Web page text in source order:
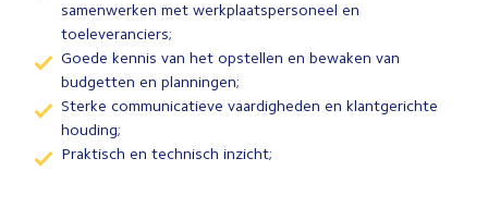
samenwerken met werkplaatspersoneel en
toeleveranciers;
Goede kennis van het opstellen en bewaken van
budgetten en planningen;
Sterke communicatieve vaardigheden en klantgerichte
houding;
Praktisch en technisch inzicht;